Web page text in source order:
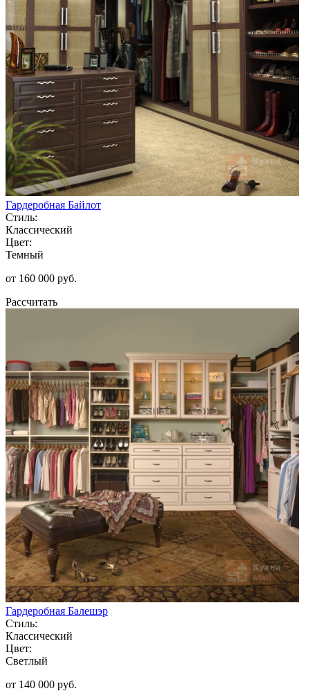
Гардеробная Байлот
Стиль:
Классический
Цвет:
Темный
от 160 000 руб.
Рассчитать
Гардеробная Балешэр
Стиль:
Классический
Цвет:
Светлый
от 140 000 руб.